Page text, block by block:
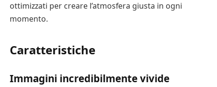
ottimizzati per creare l’atmosfera giusta in ogni
momento.
Caratteristiche
Immagini incredibilmente vivide